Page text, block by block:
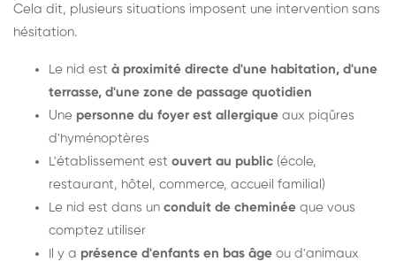
Cela dit, plusieurs situations imposent une intervention sans
hésitation.
Le nid est à proximité directe d'une habitation, d'une
terrasse, d'une zone de passage quotidien
Une personne du foyer est allergique aux piqûres
d'hyménoptères
L'établissement est ouvert au public (école,
restaurant, hôtel, commerce, accueil familial)
Le nid est dans un conduit de cheminée que vous
comptez utiliser
Il y a présence d'enfants en bas âge ou d'animaux